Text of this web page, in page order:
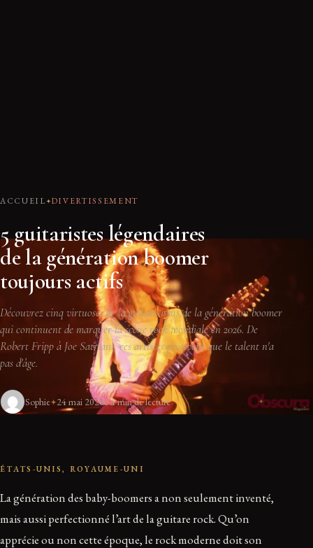
ACCUEIL DIVERTISSEMENT
5 guitaristes légendaires
de la génération boomer
toujours actifs
Découvrez cinq virtuoses de la guitare issus de la génération boomer
qui continuent de marquer la scène rock mondiale en 2026. De
Robert Fripp à Joe Satriani, ces artistes prouvent que le talent n'a
pas d'âge.
Sophie 24 mai 2026 4 min de lecture
ÉTATS-UNIS, ROYAUME-UNI
La génération des baby-boomers a non seulement inventé,
mais aussi perfectionné l’art de la guitare rock. Qu’on
apprécie ou non cette époque, le rock moderne doit son